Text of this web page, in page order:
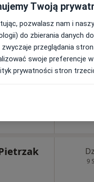
9
9
Twoją
pozwalasz nam i
do zbierania danych
zwyczaje przeglądania
swoje preferencje
prywatności stron